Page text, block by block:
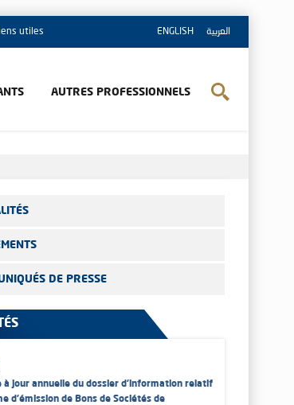
ENGLISH العربية utiles
AUTRES PROFESSIONNELS
DE PRESSE
à jour annuelle du dossier d’information relatif
d'émission de Bons de Sociétés de